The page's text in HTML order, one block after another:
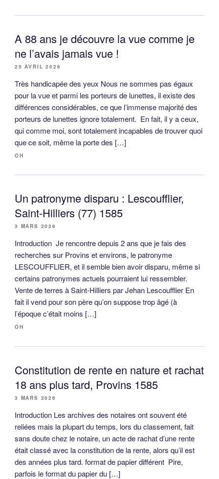
A 88 ans je découvre la vue comme je
ne l’avais jamais vue !
25 AVRIL 2026
Très handicapée des yeux Nous ne sommes pas égaux
pour la vue et parmi les porteurs de lunettes, il existe des
différences considérables, ce que l’immense majorité des
porteurs de lunettes ignore totalement. En fait, il y a ceux,
qui comme moi, sont totalement incapables de trouver quoi
que ce soit, même la porte des […]
OH
Un patronyme disparu : Lescoufflier,
Saint-Hilliers (77) 1585
3 MARS 2026
Introduction Je rencontre depuis 2 ans que je fais des
recherches sur Provins et environs, le patronyme
LESCOUFFLIER, et il semble bien avoir disparu, même si
certains patronymes actuels pourraient lui ressembler.
Vente de terres à Saint-Hilliers par Jehan Lescoufflier En
fait il vend pour son père qu’on suppose trop âgé (à
l’époque c’était moins […]
OH
Constitution de rente en nature et rachat
18 ans plus tard, Provins 1585
3 MARS 2026
Introduction Les archives des notaires ont souvent été
reliées mais la plupart du temps, lors du classement, fait
sans doute chez le notaire, un acte de rachat d’une rente
était classé avec la constitution de la rente, alors qu’il est
des années plus tard. format de papier différent Pire,
parfois le format du papier du […]